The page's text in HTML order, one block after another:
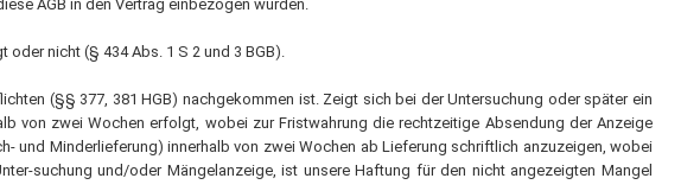
AGB in den Vertrag einbezogen wurden.
nicht (§ 434 Abs. 1 S 2 und 3 BGB).
(§§ 377, 381 HGB) nachgekommen ist. Zeigt sich bei der Untersuchung oder später ein
von zwei Wochen erfolgt, wobei zur Fristwahrung die rechtzeitige Absendung der Anzeige
und Minderlieferung) innerhalb von zwei Wochen ab Lieferung schriftlich anzuzeigen, wobei
suchung und/oder Mängelanzeige, ist unsere Haftung für den nicht angezeigten Mangel